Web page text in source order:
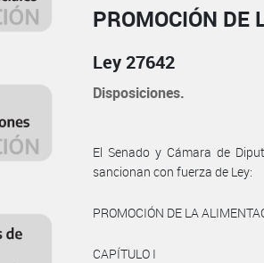
PROMOCIÓN DE
Ley 27642
Disposiciones.
El Senado y Cámara de
sancionan con fuerza de Ley:
PROMOCIÓN DE LA
CAPÍTULO I